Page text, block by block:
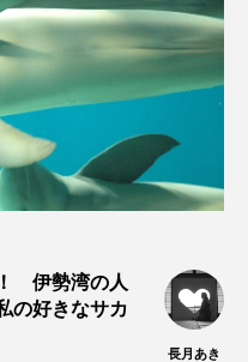
ダイオウカサゴ
チゴガニ チヌ
アナゴ
デンキウナギ
トラフグ
伊勢湾の人
の好きなサカ
長月あき